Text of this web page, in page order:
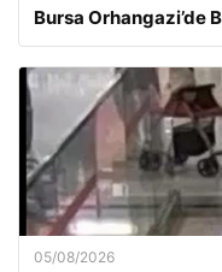
Bursa Orhangazi’de
05/08/2026